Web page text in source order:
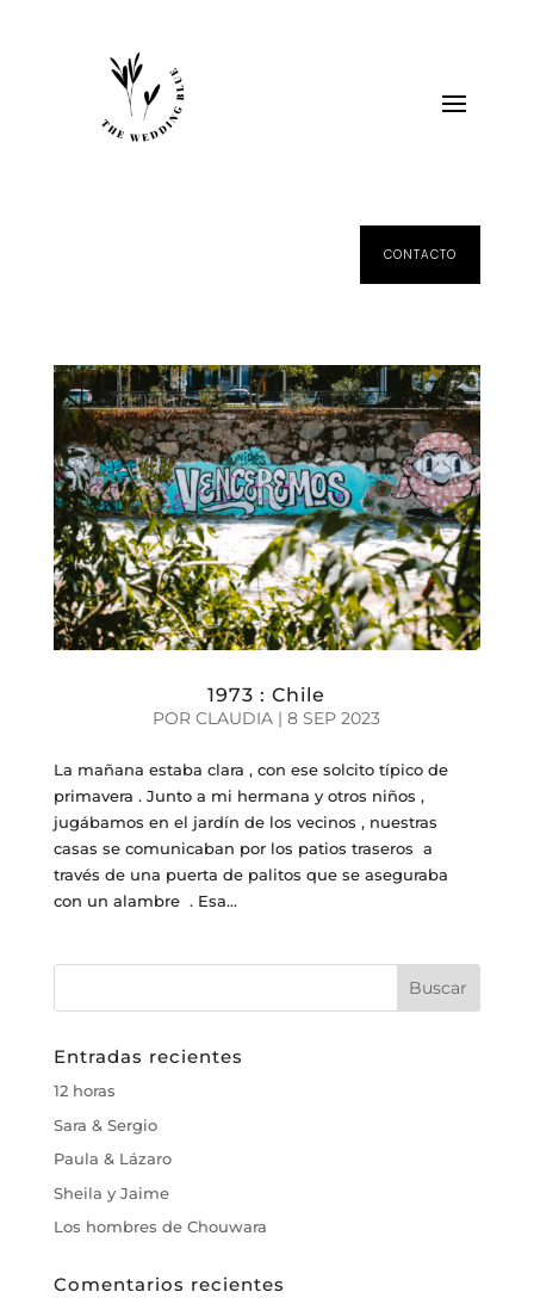
CONTACTO
1973 : Chile
PORCLAUDIA |8 SEP 2023
La mañana estaba clara , con ese solcito típico de
primavera . Junto a mi hermana y otros niños ,
jugábamos en el jardín de los vecinos , nuestras
casas se comunicaban por los patios traseros a
través de una puerta de palitos que se aseguraba
con un alambre . Esa...
Entradas recientes
12 horas
Sara & Sergio
Paula & Lázaro
Sheila y Jaime
Los hombres de Chouwara
Comentarios recientes